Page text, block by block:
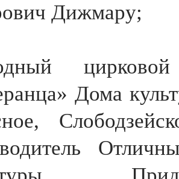
Дижмару;
цирковой
Дома